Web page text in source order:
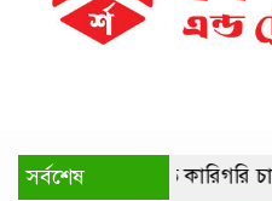
সর্বশেষরাজধানীতে কারিগরি